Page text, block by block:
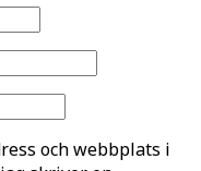
och webbplats i